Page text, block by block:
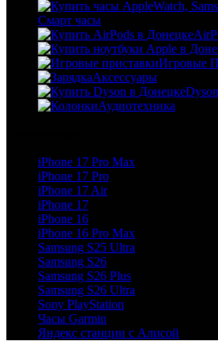
Смарт часы
Игровые
Аксессуары
Dyson
Аудиотехника
iPhone 17 Pro Max
iPhone 17 Pro
iPhone 17 Air
iPhone 17
iPhone 16
iPhone 16 Pro Max
Samsung S25 Ultra
Samsung S26
Samsung S26 Plus
Samsung S26 Ultra
Sony PlayStation
Часы Garmin
Яндекс станции с Алисой